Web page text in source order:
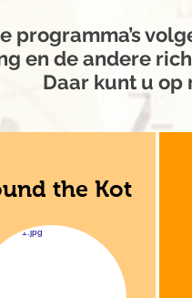
programma’s
en de andere
Daar kunt u op
the Kot